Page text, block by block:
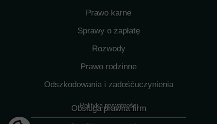
Prawo karne
Odszkodowania i zadośćuczynienia
Prawo rodzinne
Rozwody
Sprawy o zapłatę
Obsługa prawna firm
Polityka prywatności